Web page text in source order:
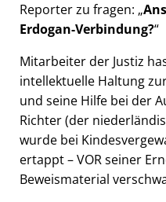
Reporter zu fragen:
Erdogan-Verbindung?
Mitarbeiter der Justiz
intellektuelle Haltung
und seine Hilfe bei der
Richter (der
wurde bei
ertappt – VOR seiner
Beweismaterial